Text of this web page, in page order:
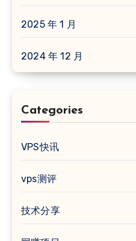
2025 年 1 月
2024 年 12 月
Categories
VPS快讯
vps测评
技术分享